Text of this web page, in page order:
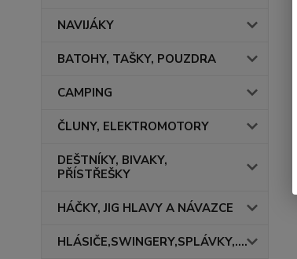
NAVIJÁKY
BATOHY, TAŠKY, POUZDRA
CAMPING
ČLUNY, ELEKTROMOTORY
DEŠTNÍKY, BIVAKY,
PŘÍSTŘEŠKY
HÁČKY, JIG HLAVY A NÁVAZCE
HLÁSIČE,SWINGERY,SPLÁVKY,....